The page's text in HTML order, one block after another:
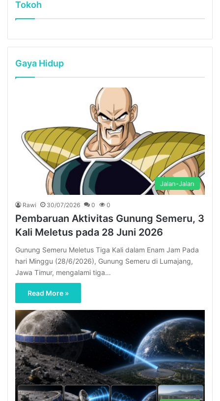
Tokoh
Gaya Hidup
Jalan-Jalan
Rawi 30/07/2026 0 0
Pembaruan Aktivitas Gunung Semeru, 3
Kali Meletus pada 28 Juni 2026
Gunung Semeru Meletus Tiga Kali dalam Enam Jam Pada
hari Minggu (28/6/2026), Gunung Semeru di Lumajang,
Jawa Timur, mengalami tiga…
Read More »